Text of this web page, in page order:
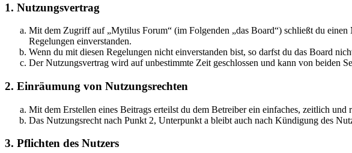
1. Nutzungsvertrag
Mit dem Zugriff auf „Mytilus Forum“ (im Folgenden „das Board“) schließt du
Regelungen einverstanden.
Wenn du mit diesen Regelungen nicht einverstanden bist, so darfst du das Board
Der Nutzungsvertrag wird auf unbestimmte Zeit geschlossen und kann von beiden
2. Einräumung von Nutzungsrechten
Mit dem Erstellen eines Beitrags erteilst du dem Betreiber ein einfaches, zeitlich
Das Nutzungsrecht nach Punkt 2, Unterpunkt a bleibt auch nach Kündigung des
3. Pflichten des Nutzers